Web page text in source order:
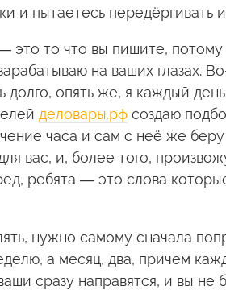
и пытаетесь передёргивать
это то что вы пишите,
на ваших глазах.
долго, опять же, я каждый
деловары.рф создаю
часа и сам с неё же беру
вас, и, более того,
ребята — это слова
нужно самому сначала
а месяц, два, причем
сразу направятся, и вы не